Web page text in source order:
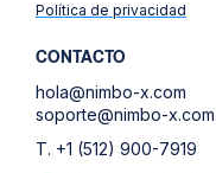
Política de privacidad
CONTACTO
hola@nimbo-x.com
soporte@nimbo-x.com
T. +1 (512) 900-7919